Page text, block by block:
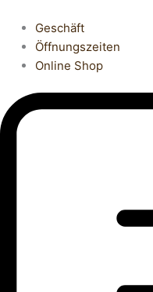
Geschäft
Öffnungszeiten
Online Shop